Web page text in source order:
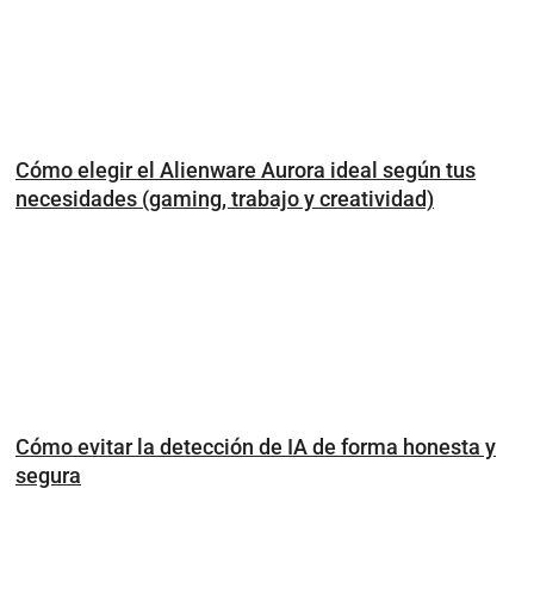
Cómo elegir el Alienware Aurora ideal según tus
necesidades (gaming, trabajo y creatividad)
Cómo evitar la detección de IA de forma honesta y
segura